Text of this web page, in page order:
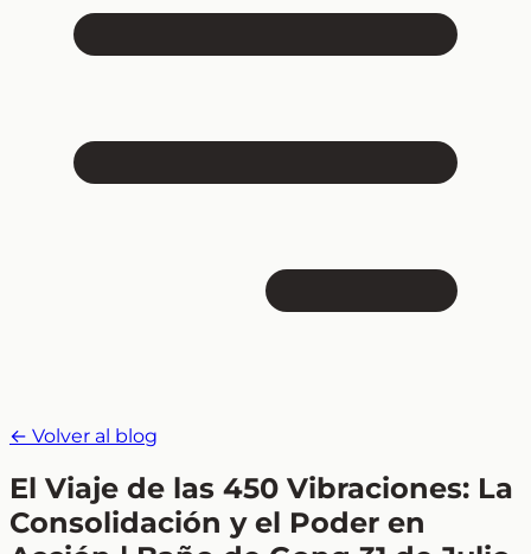
← Volver al blog
El Viaje de las 450 Vibraciones: La
Consolidación y el Poder en